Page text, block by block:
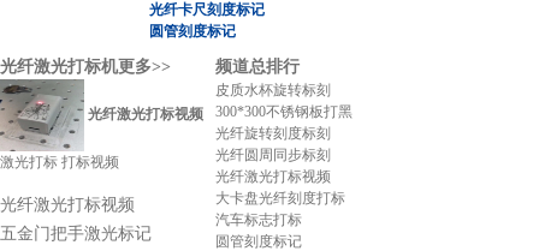
光纤卡尺刻度标记
圆管刻度标记
光纤激光打标机更多>>
光纤激光打标视频
激光打标 打标视频
光纤激光打标视频
五金门把手激光标记
频道总排行
皮质水杯旋转标刻
300*300不锈钢板打黑
光纤旋转刻度标刻
光纤圆周同步标刻
光纤激光打标视频
大卡盘光纤刻度打标
汽车标志打标
圆管刻度标记